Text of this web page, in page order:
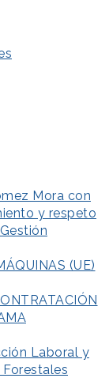
Mora con
y respeto
(UE)
Laboral y